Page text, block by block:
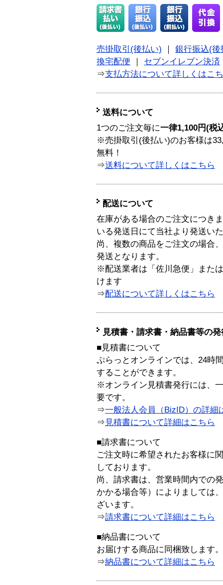
売掛取引(後払い)
銀行振込(後
換宅配便
セブンイレブン決済
⇒支払方法について詳しくはこ
送料について
1つのご注文毎に一律1,100円(税
※売掛取引(後払い)のお客様は
無料！
⇒送料について詳しくはこちら
配送について
在庫がある場合のご注文につき
いる発送日にて当社より発送い
尚、複数の商品をご注文の場合
発送となります。
※配送業者は「佐川急便」また
けます
⇒配送について詳しくはこちら
見積書・請求書・納品書等の
■見積書について
ぷらっとオンラインでは、24時
することができます。
※オンライン見積書発行には、
要です。
⇒一般法人会員（BizID）の詳細
⇒ 見積書について詳細はこちら
■請求書について
ご注文時に希望されたお客様に
しております。
尚、請求書は、営業時間内での
かかる場合等）によりましては
ざいます。
⇒請求書について詳細はこちら
■納品書について
お届けする商品に同梱致します。
⇒納品書について詳細はこちら